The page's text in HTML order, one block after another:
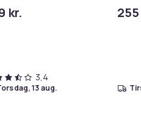
kr.
3,4
torsdag, 13 aug.